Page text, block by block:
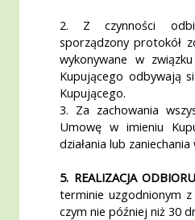
2. Z czynności
sporządzony protokół
wykonywane w
Kupującego odbywają
Kupującego.
3. Za zachowania
Umowę w imieniu
działania lub zaniechania
5. REALIZACJA
terminie uzgodnionym
czym nie później niż 30